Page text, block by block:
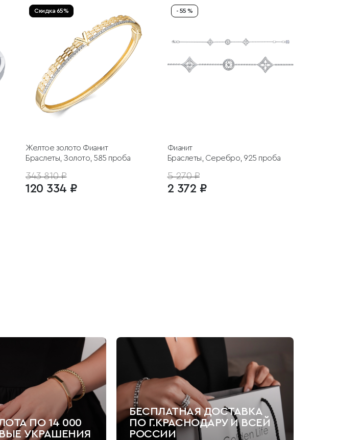
Скидка 65%
Желтое золото Фианит
Браслеты, Золото, 585 проба
343 810 ₽
120 334 ₽
- 55 %
Фианит
Браслеты, Серебро, 925 проба
5 270 ₽
2 372 ₽
ПО 14 000
УКРАШЕНИЯ
БЕСПЛАТНАЯ ДОСТАВКА
ПО Г.КРАСНОДАРУ И ВСЕЙ
РОССИИ